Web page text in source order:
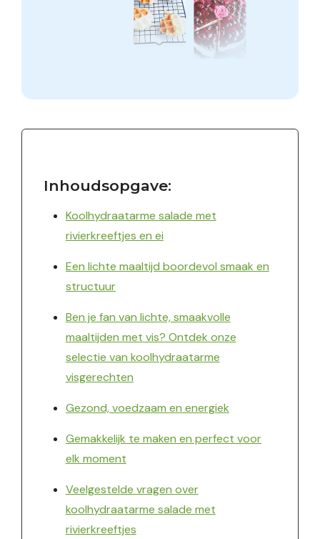
Inhoudsopgave:
Koolhydraatarme salade met
rivierkreeftjes en ei
Een lichte maaltijd boordevol smaak en
structuur
Ben je fan van lichte, smaakvolle
maaltijden met vis? Ontdek onze
selectie van koolhydraatarme
visgerechten
Gezond, voedzaam en energiek
Gemakkelijk te maken en perfect voor
elk moment
Veelgestelde vragen over
koolhydraatarme salade met
rivierkreeftjes